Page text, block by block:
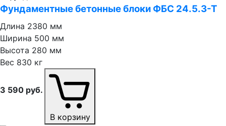
Фундаментные бетонные блоки ФБС 24.5.3⁠-⁠Т
Длина 2380 мм
Ширина 500 мм
Высота 280 мм
Вес 830 кг
3 590 руб.
В корзину